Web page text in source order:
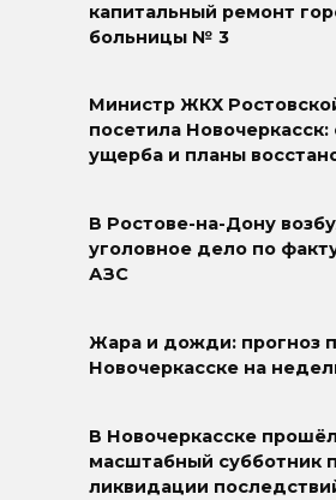
капитальный ремонт
больницы № 3
Министр ЖКХ
посетила Новочеркасск:
ущерба и планы
В Ростове-на-Дону
уголовное дело по
АЗС
Жара и дожди: прогноз
Новочеркасске на
В Новочеркасске прошёл
масштабный субботник
ликвидации